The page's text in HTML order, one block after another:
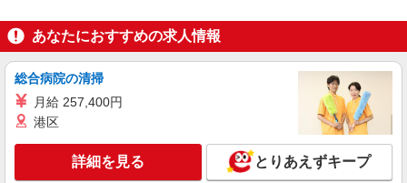
む)/日払い可/週払い可＞
熊本市西区内 上熊本駅周辺
キープ 詳細を見る
株式会社kotrio /●KM-H-1959209
熊本市西区｜看護師さんのサポートスタッフ募
あなたにおすすめの求人情報
総合病院の清掃
月給 257,400円
港区
詳細を見る とりあえずキープ